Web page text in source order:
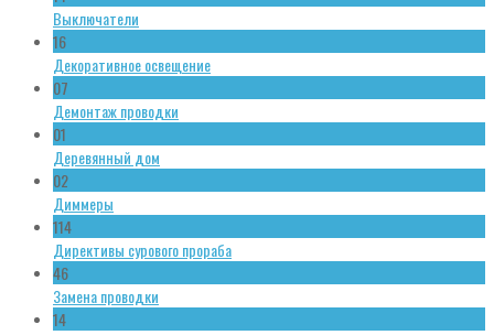
Выключатели
16
Декоративное освещение
07
Демонтаж проводки
01
Деревянный дом
02
Диммеры
114
Директивы сурового прораба
46
Замена проводки
14